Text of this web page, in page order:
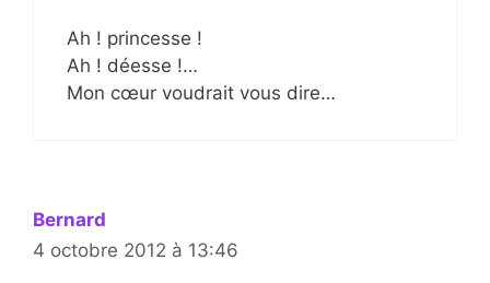
Ah ! princesse !
Ah ! déesse !…
Mon cœur voudrait vous dire…
Bernard
4 octobre 2012 à 13:46